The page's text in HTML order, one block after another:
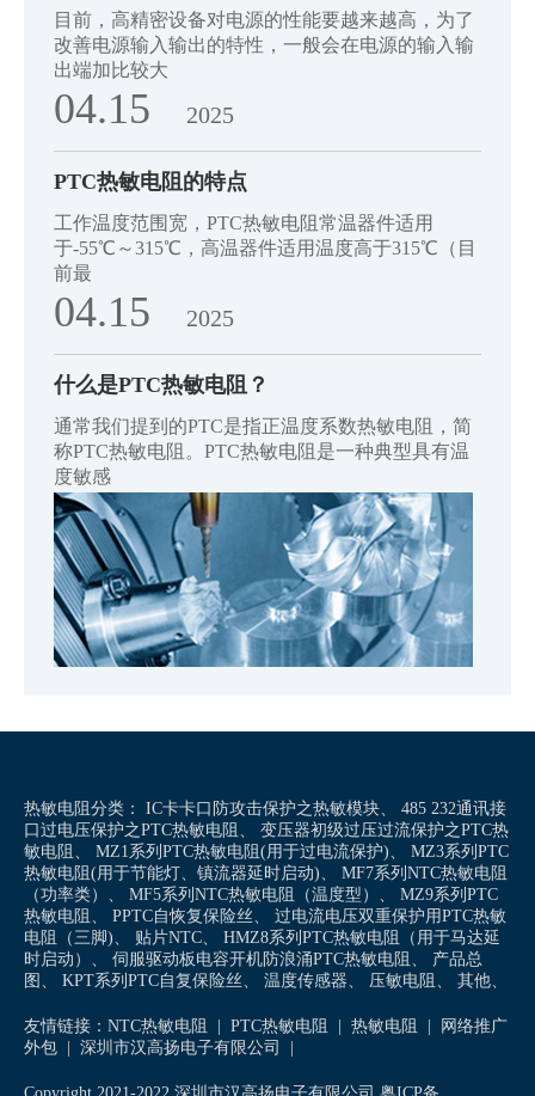
目前，高精密设备对电源的性能要越来越高，为了
改善电源输入输出的特性，一般会在电源的输入输
出端加比较大
04.15 2025
PTC热敏电阻的特点
工作温度范围宽，PTC热敏电阻常温器件适用
于-55℃～315℃，高温器件适用温度高于315℃（目
前最
04.15 2025
什么是PTC热敏电阻？
通常我们提到的PTC是指正温度系数热敏电阻，简
称PTC热敏电阻。PTC热敏电阻是一种典型具有温
度敏感
热敏电阻分类： IC卡卡口防攻击保护之热敏模块、 485 232通讯接
口过电压保护之PTC热敏电阻 、 变压器初级过压过流保护之PTC热
敏电阻 、 MZ1系列PTC热敏电阻(用于过电流保护)、 MZ3系列PTC
热敏电阻(用于节能灯、镇流器延时启动)、 MF7系列NTC热敏电阻
（功率类） 、 MF5系列NTC热敏电阻（温度型） 、 MZ9系列PTC
热敏电阻 、 PPTC自恢复保险丝、 过电流电压双重保护用PTC热敏
电阻（三脚)、 贴片NTC、 HMZ8系列PTC热敏电阻（用于马达延
时启动） 、 伺服驱动板电容开机防浪涌PTC热敏电阻 、 产品总
图 、 KPT系列PTC自复保险丝、 温度传感器、 压敏电阻 、 其他、
友情链接： NTC热敏电阻 PTC热敏电阻 热敏电阻
网络推广
外包
深圳市汉高扬电子有限公司